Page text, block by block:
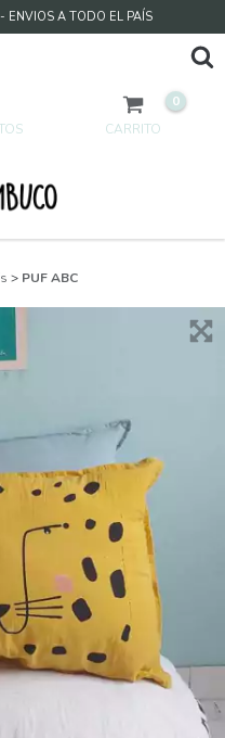
ENVIOS A TODO EL PAÍS
CARRITO
0
> PUF ABC